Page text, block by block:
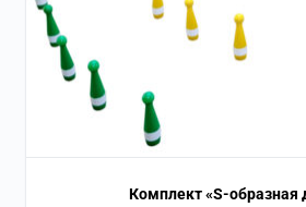
Комплект «S-образная